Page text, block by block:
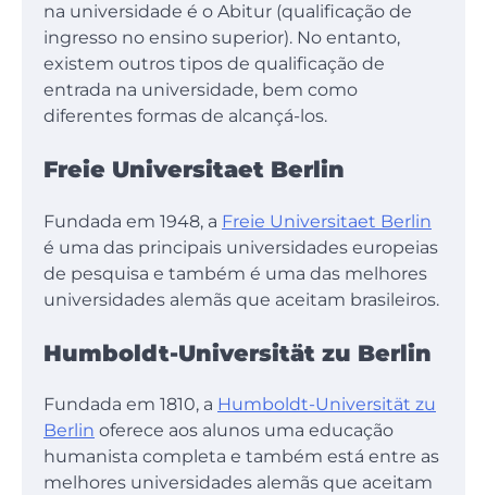
na universidade é o Abitur (qualificação de
ingresso no ensino superior). No entanto,
existem outros tipos de qualificação de
entrada na universidade, bem como
diferentes formas de alcançá-los.
Freie Universitaet Berlin
Fundada em 1948, a Freie Universitaet Berlin
é uma das principais universidades europeias
de pesquisa e também é uma das melhores
universidades alemãs que aceitam brasileiros.
Humboldt-Universität zu Berlin
Fundada em 1810, a Humboldt-Universität zu
Berlin oferece aos alunos uma educação
humanista completa e também está entre as
melhores universidades alemãs que aceitam